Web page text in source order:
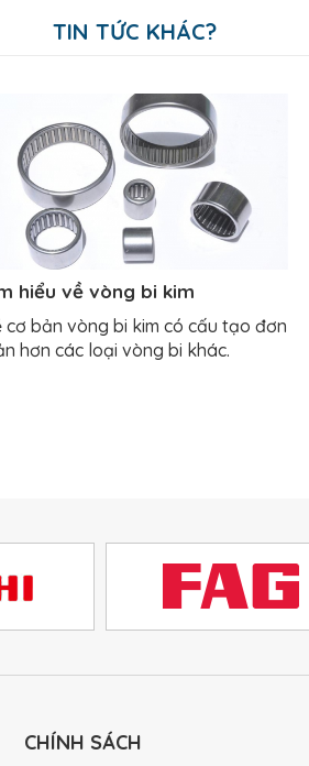
TIN TỨC KHÁC?
hiểu về vòng bi kim
cơ bản vòng bi kim có cấu tạo đơn
hơn các loại vòng bi khác.
CHÍNH SÁCH